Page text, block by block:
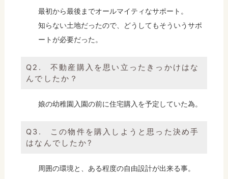
最初から最後までオールマイティなサポート。
知らない土地だったので、どうしてもそういうサポ
ートが必要だった。
Q2. 不動産購入を思い立ったきっかけはな
んでしたか？
娘の幼稚園入園の前に住宅購入を予定していた為。
Q3. この物件を購入しようと思った決め手
はなんでしたか?
周囲の環境と、ある程度の自由設計が出来る事。